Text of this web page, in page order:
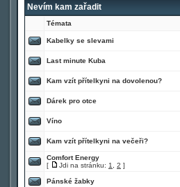
Nevím kam zařadit
Témata
Kabelky se slevami
Last minute Kuba
Kam vzít přítelkyni na dovolenou?
Dárek pro otce
Víno
Kam vzít přítelkyni na večeři?
Comfort Energy
[
Jdi na stránku: 1 2 ]
Pánské žabky